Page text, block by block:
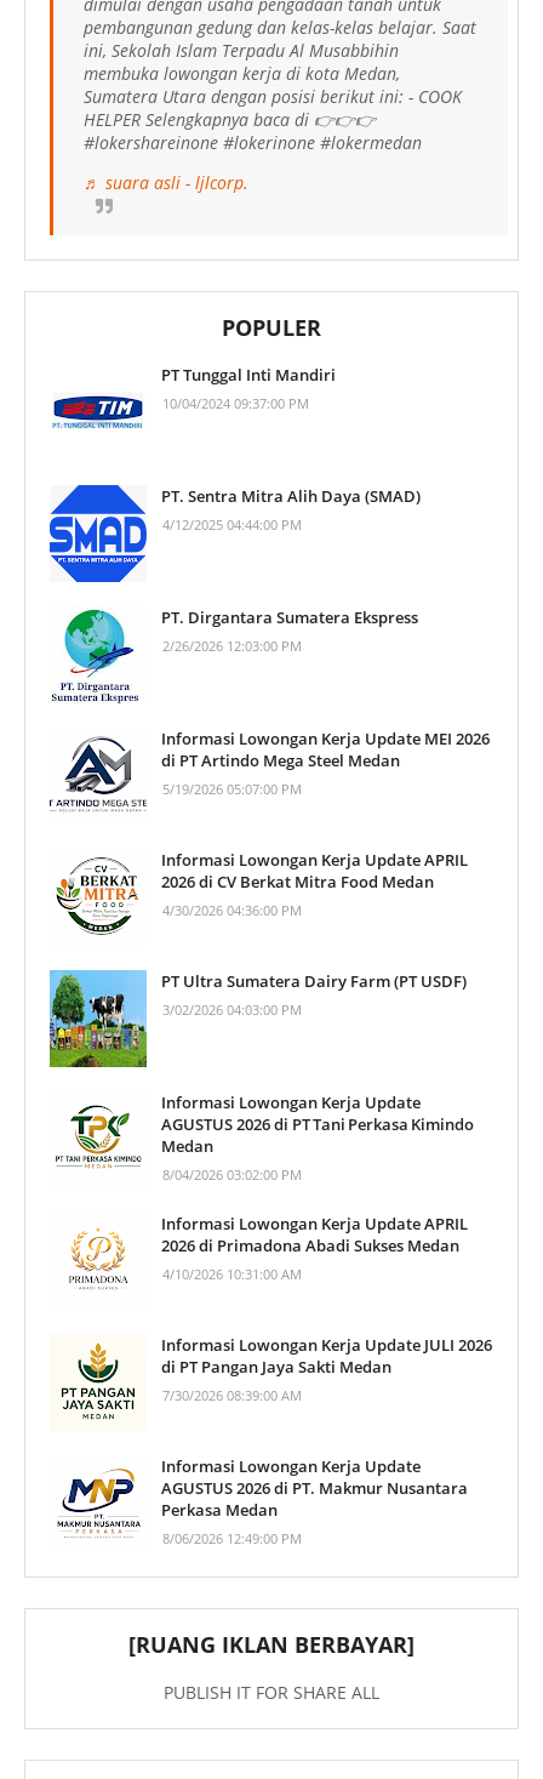
pembangunan gedung dan kelas-kelas belajar. Saat
ini, Sekolah Islam Terpadu Al Musabbihin
membuka lowongan kerja di kota Medan,
Sumatera Utara dengan posisi berikut ini: - COOK
HELPER Selengkapnya baca di 👉👉👉
#lokershareinone #lokerinone #lokermedan
♬ suara asli - ljlcorp.
POPULER
PT Tunggal Inti Mandiri
10/04/2024 09:37:00 PM
PT. Sentra Mitra Alih Daya (SMAD)
4/12/2025 04:44:00 PM
PT. Dirgantara Sumatera Ekspress
2/26/2026 12:03:00 PM
Informasi Lowongan Kerja Update MEI 2026
di PT Artindo Mega Steel Medan
5/19/2026 05:07:00 PM
Informasi Lowongan Kerja Update APRIL
2026 di CV Berkat Mitra Food Medan
4/30/2026 04:36:00 PM
PT Ultra Sumatera Dairy Farm (PT USDF)
3/02/2026 04:03:00 PM
Informasi Lowongan Kerja Update
AGUSTUS 2026 di PT Tani Perkasa Kimindo
Medan
8/04/2026 03:02:00 PM
Informasi Lowongan Kerja Update APRIL
2026 di Primadona Abadi Sukses Medan
4/10/2026 10:31:00 AM
Informasi Lowongan Kerja Update JULI 2026
di PT Pangan Jaya Sakti Medan
7/30/2026 08:39:00 AM
Informasi Lowongan Kerja Update
AGUSTUS 2026 di PT. Makmur Nusantara
Perkasa Medan
8/06/2026 12:49:00 PM
[RUANG IKLAN BERBAYAR]
PUBLISH IT FOR SHARE ALL